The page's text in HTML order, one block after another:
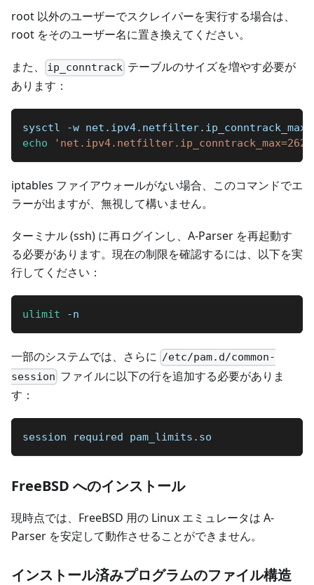
root 以外のユーザーでスクレイパーを実行する場合は、
root をそのユーザー名に置き換えてください。
また、 ip_conntrack テーブルのサイズを増やす必要が
あります：
sysctl -w net.ipv4.netfilter.ip_conntrack_max
echo
iptables ファイアウォールがない場合、このコマンドでエ
ラーが出ますが、無視して構いません。
ターミナル (ssh) に再ログインし、A-Parser を再起動す
る必要があります。現在の制限を確認するには、以下を実
行してください：
ulimit -n
一部のシステムでは、さらに /etc/pam.d/common-
session ファイルに以下の行を追加する必要がありま
す：
session required pam_limits.so
FreeBSD へのインストール
現時点では、FreeBSD 用の Linux エミュレータは A-
Parser を安定して動作させることができません。
インストール済みプログラムのファイル構造